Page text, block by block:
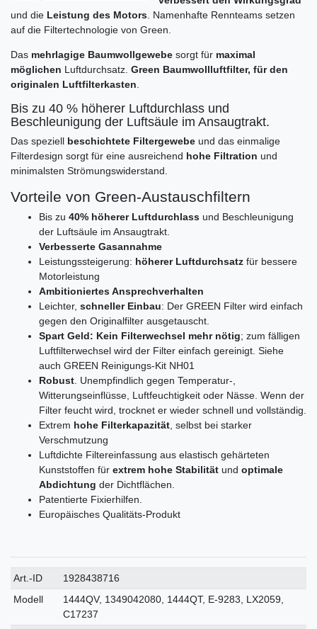
und die Leistung des Motors. Namenhafte Rennteams setzen
auf die Filtertechnologie von Green.
Das mehrlagige Baumwollgewebe sorgt für maximal
möglichen Luftdurchsatz. Green Baumwollluftfilter, für den
originalen Luftfilterkasten.
Bis zu 40 % höherer Luftdurchlass und
Beschleunigung der Luftsäule im Ansaugtrakt.
Das speziell beschichtete Filtergewebe und das einmalige
Filterdesign sorgt für eine ausreichend hohe Filtration und
minimalsten Strömungswiderstand.
Vorteile von Green-Austauschfiltern
Bis zu 40% höherer Luftdurchlass und Beschleunigung
der Luftsäule im Ansaugtrakt.
Verbesserte Gasannahme
Leistungssteigerung: höherer Luftdurchsatz für bessere
Motorleistung
Ambitioniertes Ansprechverhalten
Leichter, schneller Einbau: Der GREEN Filter wird einfach
gegen den Originalfilter ausgetauscht.
Spart Geld: Kein Filterwechsel mehr nötig; zum fälligen
Luftfilterwechsel wird der Filter einfach gereinigt. Siehe
auch GREEN Reinigungs-Kit NH01
Robust. Unempfindlich gegen Temperatur-,
Witterungseinflüsse, Luftfeuchtigkeit oder Nässe. Wenn der
Filter feucht wird, trocknet er wieder schnell und vollständig.
Extrem hohe Filterkapazität, selbst bei starker
Verschmutzung
Luftdichte Filtereinfassung aus elastisch gehärteten
Kunststoffen für extrem hohe Stabilität und optimale
Abdichtung der Dichtflächen.
Patentierte Fixierhilfen.
Europäisches Qualitäts-Produkt
Technisches
Merkmal
Wert
Art.-ID
1928438716
Modell
1444QV, 1349042080, 1444QT, E-9283, LX2059,
C17237